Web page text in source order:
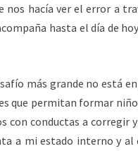
hacía ver el error a
hasta el día de
más grande no está
que permitan formar
con conductas a
a mi estado interno y al